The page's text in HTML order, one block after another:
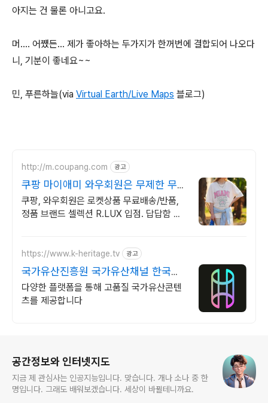
아지는 건 물론 아니고요.
머.... 어쩄든... 제가 좋아하는 두가지가 한꺼번에 결합되어 나오다
니, 기분이 좋네요~~
민, 푸른하늘(via Virtual Earth/Live Maps 블로그)
http://m.coupang.com 광고
쿠팡 마이애미 와우회원은 무제한 무료
배송
쿠팡, 와우회원은 로켓상품 무료배송/반품,
정품 브랜드 셀렉션 R.LUX 입점. 답답함 없
https://www.k-heritage.tv 광고
국가유산진흥원 국가유산채널 한국의
세계유산 영상
다양한 플랫폼을 통해 고품질 국가유산콘텐
츠를 제공합니다
공간정보와 인터넷지도
지금 제 관심사는 인공지능입니다. 맞습니다. 개나 소나 중 한
명입니다. 그래도 배워보겠습니다. 세상이 바뀔테니까요.